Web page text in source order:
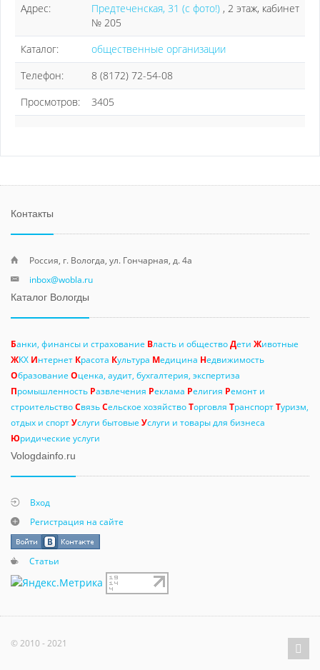
Адрес: Предтеченская, 31 (с фото!) , 2 этаж, кабинет
№ 205
Каталог:
общественные организации
Телефон:
8 (8172) 72-54-08
Просмотров:
3405
Контакты
Россия, г. Вологда, ул. Гончарная, д. 4а
inbox@wobla.ru
Каталог Вологды
Банки, финансы и страхование Власть и обществоДети Животные
ЖКХ Интернет Красота Культура Медицина Недвижимость
Образование Оценка, аудит, бухгалтерия, экспертиза
Промышленность Развлечения Реклама Религия Ремонт и
строительствоСвязьСельское хозяйствоТорговля ТранспортТуризм,
отдых и спортУслуги бытовые Услуги и товары для бизнеса
Юридические услуги
Vologdainfo.ru
Вход
Регистрация на сайте
Статьи
© 2010 - 2021